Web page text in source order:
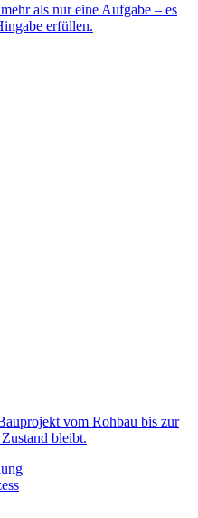
als nur eine Aufgabe – es
erfüllen.
vom Rohbau bis zur
bleibt.